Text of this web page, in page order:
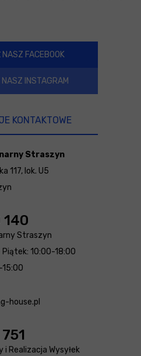
NASZ FACEBOOK
NASZ INSTAGRAM
KONTAKTOWE
Straszyn
117, lok. U5
140
Straszyn
Piątek: 10:00-18:00
house.pl
i Realizacja Wysyłek